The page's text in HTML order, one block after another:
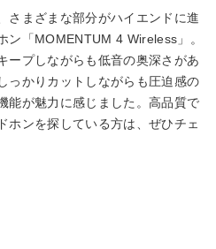
さまざまな部分がハイエンドに進
ン「MOMENTUM 4 Wireless」。
ープしながらも低音の奥深さがあ
っかりカットしながらも圧迫感の
能が魅力に感じました。高品質で
ホンを探している方は、ぜひチェ